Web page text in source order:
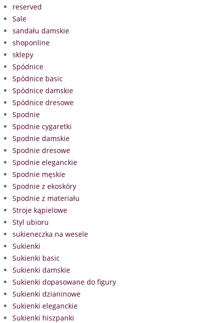
reserved
Sale
sandału damskie
shoponline
sklepy
Spódnice
Spódnice basic
Spódnice damskie
Spódnice dresowe
Spodnie
Spodnie cygaretki
Spodnie damskie
Spodnie dresowe
Spodnie eleganckie
Spodnie męskie
Spodnie z ekoskóry
Spodnie z materiału
Stroje kąpielowe
Styl ubioru
sukieneczka na wesele
Sukienki
Sukienki basic
Sukienki damskie
Sukienki dopasowane do figury
Sukienki dzianinowe
Sukienki eleganckie
Sukienki hiszpanki